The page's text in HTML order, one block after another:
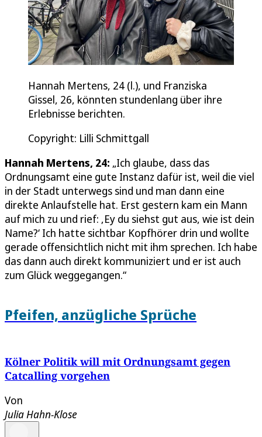
Hannah Mertens, 24 (l.), und Franziska
Gissel, 26, könnten stundenlang über ihre
Erlebnisse berichten.
Copyright: Lilli Schmittgall
Hannah Mertens, 24: „Ich glaube, dass das
Ordnungsamt eine gute Instanz dafür ist, weil die viel
in der Stadt unterwegs sind und man dann eine
direkte Anlaufstelle hat. Erst gestern kam ein Mann
auf mich zu und rief: ‚Ey du siehst gut aus, wie ist dein
Name?‘ Ich hatte sichtbar Kopfhörer drin und wollte
gerade offensichtlich nicht mit ihm sprechen. Ich habe
das dann auch direkt kommuniziert und er ist auch
zum Glück weggegangen.“
Pfeifen, anzügliche Sprüche
Kölner Politik will mit Ordnungsamt gegen
Catcalling vorgehen
Von
Julia Hahn-Klose